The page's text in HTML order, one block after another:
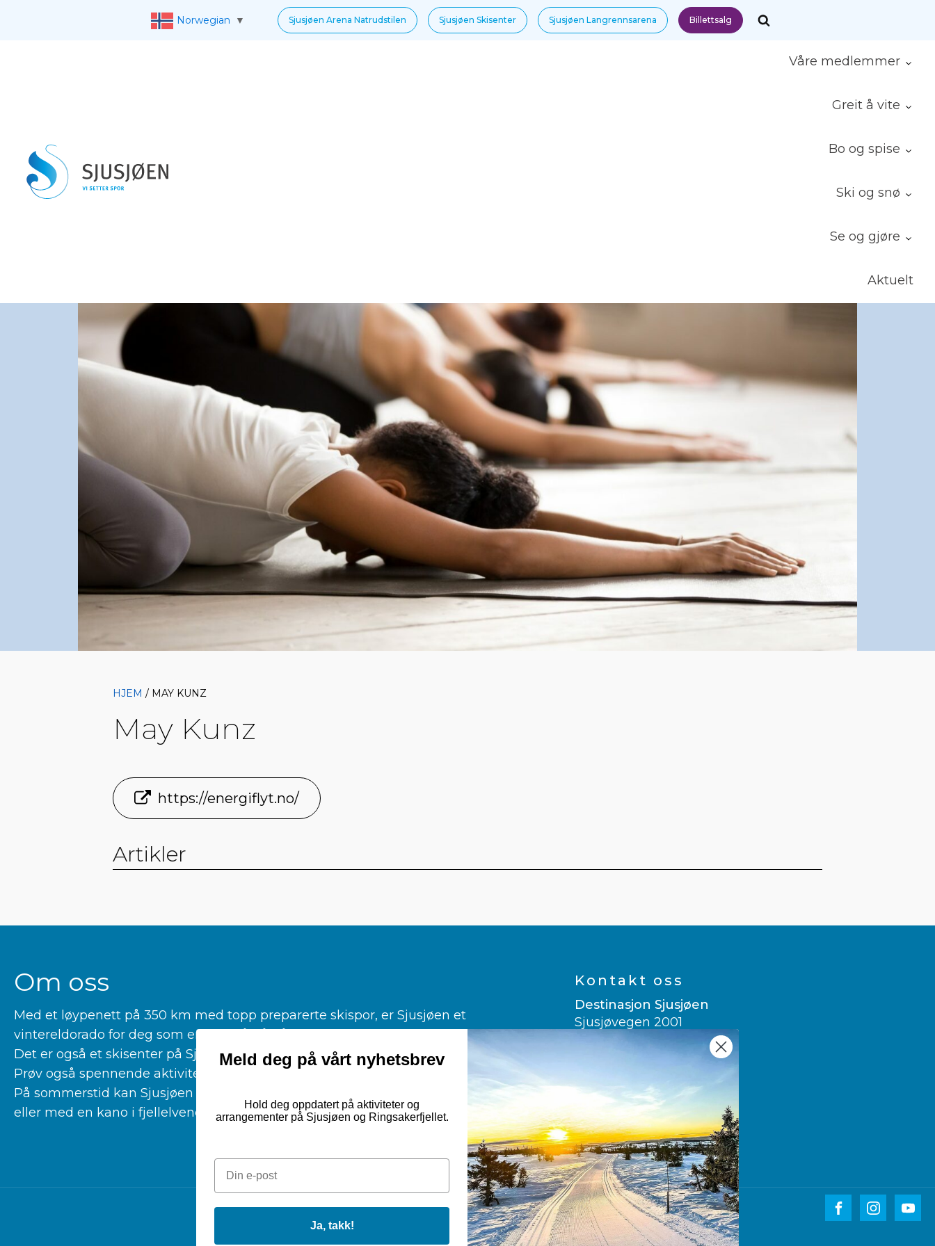
Norwegian ▼ Sjusjøen Arena Natrudstilen Sjusjøen Skisenter Sjusjøen Langrennsarena Billettsalg
Aktuelt
Se og gjøre
Ski og snø
Bo og spise
Greit å vite
Våre medlemmer
HJEM / MAY KUNZ
May Kunz
https://energiflyt.no/
Artikler
Om oss
Med et løypenett på 350 km med topp preparerte skispor, er Sjusjøen et
vintereldorado for deg som er glad i å gå på langrenn.
Det er også et skisenter på Sjusjøen for deg som er glad i alpint.
Prøv også spennende aktiviteter som kiting, hundekjøring og kanefart!
På sommerstid kan Sjusjøen by på fantastiske turmuligheter til fots, på sykkelsetet
eller med en kano i fjellelvene våre.
Kontakt oss
Destinasjon Sjusjøen
Sjusjøvegen 2001
2612 Sjusjøen
post@visitsjusjoen.no
Google translate
Norwegian ▼
Nettsiden er utviklet av Dialecta kommunikasjon AS
Meld deg på vårt nyhetsbrev
Hold deg oppdatert på aktiviteter og
arrangementer på Sjusjøen og Ringsakerfjellet.
Ja, takk!